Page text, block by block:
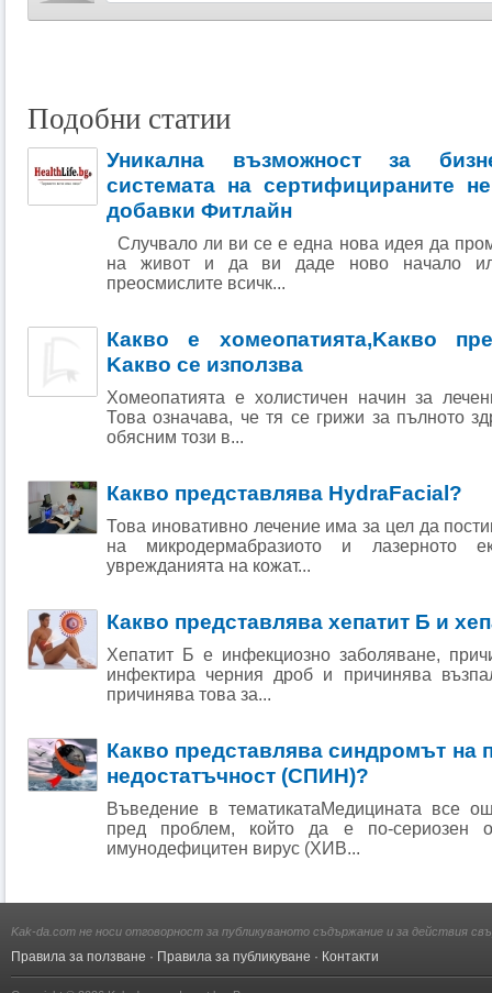
Подобни статии
Уникална възможност за
системата на сертифицираните
добавки Фитлайн
Случвало ли ви се е една нова идея да
на живот и да ви даде ново начало
преосмислите всичк...
Какво е хомеопатията,Kакво
Kакво се използва
Хомеопатията е холистичен начин за
Това означава, че тя се грижи за пълното
обясним този в...
Какво представлява HydraFacial?
Това иновативно лечение има за цел да
на микродермабразиото и лазерното
уврежданията на кожат...
Какво представлява хепатит Б и
Хепатит Б е инфекциозно заболяване,
инфектира черния дроб и причинява
причинява това за...
Какво представлява синдромът на
недостатъчност (СПИН)?
Въведение в тематикатаМедицината все
пред проблем, който да е по-сериозен
имунодефицитен вирус (ХИВ...
Kak-da.com не носи отговорност за публикуваното съдържание и за действия
Правила за ползване · Правила за публикуване · Контакти